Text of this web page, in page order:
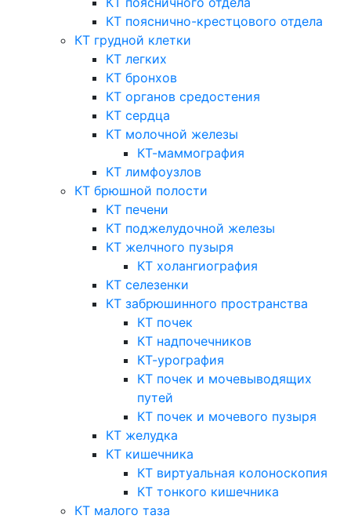
КТ пояснично-крестцового отдела
КТ грудной клетки
КТ легких
КТ бронхов
КТ органов средостения
КТ сердца
КТ молочной железы
КТ-маммография
КТ лимфоузлов
КТ брюшной полости
КТ печени
КТ поджелудочной железы
КТ желчного пузыря
КТ холангиография
КТ селезенки
КТ забрюшинного пространства
КТ почек
КТ надпочечников
КТ-урография
КТ почек и мочевыводящих
путей
КТ почек и мочевого пузыря
КТ желудка
КТ кишечника
КТ виртуальная колоноскопия
КТ тонкого кишечника
КТ малого таза